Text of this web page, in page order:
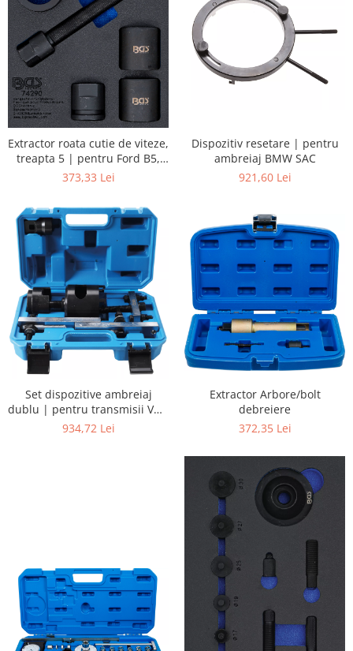
Extractor roata cutie de viteze,
treapta 5 | pentru Ford B5,
IB5
373,33 Lei
Dispozitiv resetare | pentru
ambreiaj BMW SAC
921,60 Lei
Set dispozitive ambreiaj
dublu | pentru transmisii VAG
DSG
934,72 Lei
Extractor Arbore/bolt
debreiere
372,35 Lei